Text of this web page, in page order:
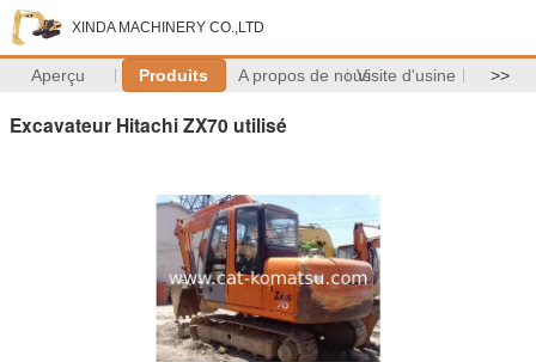
XINDA MACHINERY CO.,LTD
Aperçu Produits A propos de nousVisite d'usine >>
Excavateur Hitachi ZX70 utilisé